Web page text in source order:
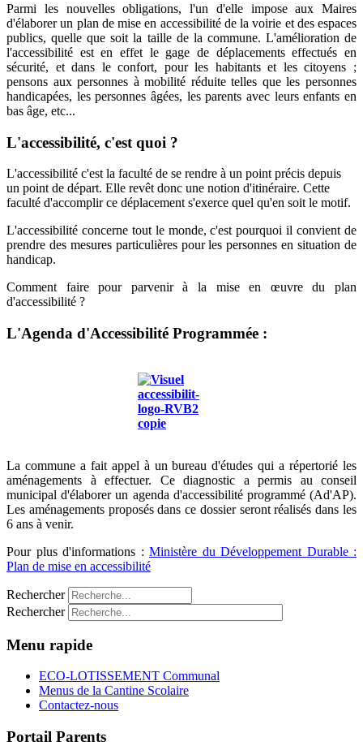
Parmi les nouvelles obligations, l'un d'elle impose aux Maires
d'élaborer un plan de mise en accessibilité de la voirie et des espaces
publics, quelle que soit la taille de la commune. L'amélioration de
l'accessibilité est en effet le gage de déplacements effectués en
sécurité, et dans le confort, pour les habitants et les citoyens ;
pensons aux personnes à mobilité réduite telles que les personnes
handicapées, les personnes âgées, les parents avec leurs enfants en
bas âge, etc...
L'accessibilité, c'est quoi ?
L'accessibilité c'est la faculté de se rendre à un point précis depuis
un point de départ. Elle revêt donc une notion d'itinéraire. Cette
faculté d'accomplir ce déplacement s'exerce quel qu'en soit le motif.
L'accessibilité concerne tout le monde, c'est pourquoi il convient de
prendre des mesures particulières pour les personnes en situation de
handicap.
Comment faire pour parvenir à la mise en œuvre du plan
d'accessibilité ?
L'Agenda d'Accessibilité Programmée :
La commune a fait appel à un bureau d'études qui a répertorié les
aménagements à effectuer. Ce diagnostic a permis au conseil
municipal d'élaborer un agenda d'accessibilité programmé (Ad'AP).
Les aménagements proposés dans ce dossier seront réalisés dans les
6 ans à venir.
Pour plus d'informations : Ministère du Développement Durable :
Plan de mise en accessibilité
Rechercher
Rechercher
Menu rapide
ECO-LOTISSEMENT Communal
Menus de la Cantine Scolaire
Contactez-nous
Portail Parents